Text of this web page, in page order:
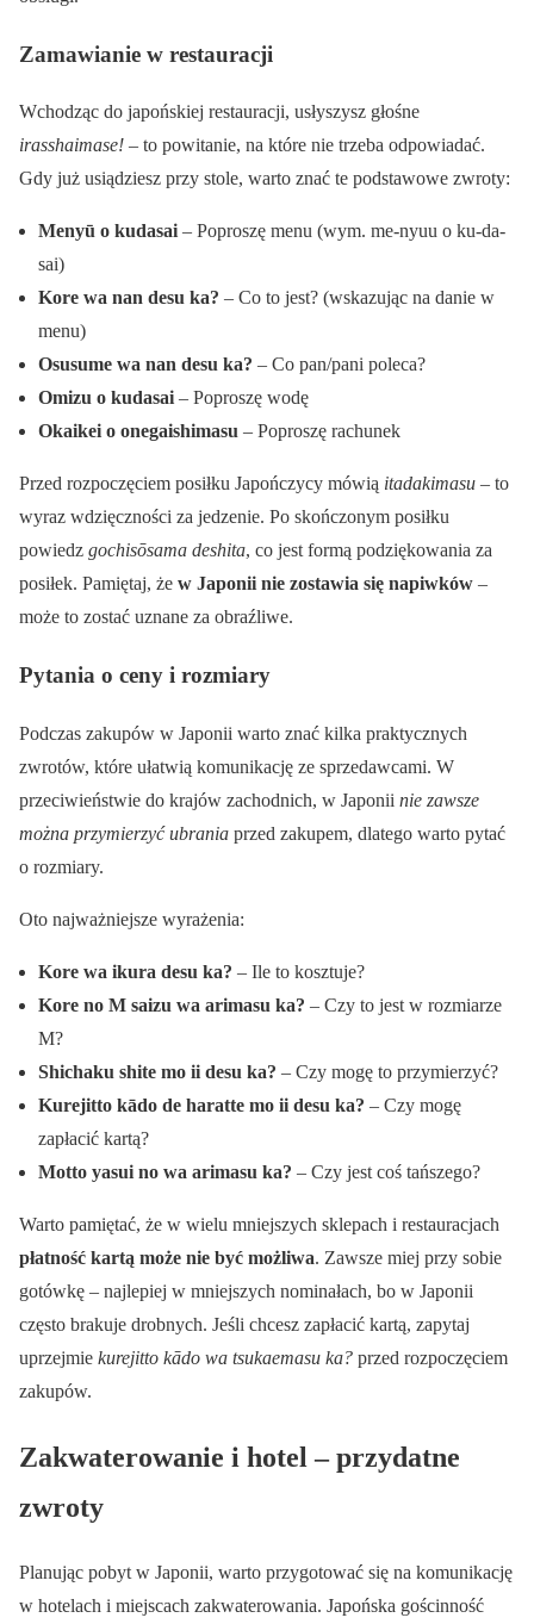
Zamawianie w restauracji
Wchodząc do japońskiej restauracji, usłyszysz głośne
irasshaimase! – to powitanie, na które nie trzeba odpowiadać.
Gdy już usiądziesz przy stole, warto znać te podstawowe zwroty:
Menyū o kudasai – Poproszę menu (wym. me-nyuu o ku-da-
sai)
Kore wa nan desu ka? – Co to jest? (wskazując na danie w
menu)
Osusume wa nan desu ka? – Co pan/pani poleca?
Omizu o kudasai – Poproszę wodę
Okaikei o onegaishimasu – Poproszę rachunek
Przed rozpoczęciem posiłku Japończycy mówią itadakimasu – to
wyraz wdzięczności za jedzenie. Po skończonym posiłku
powiedz gochisōsama deshita, co jest formą podziękowania za
posiłek. Pamiętaj, że w Japonii nie zostawia się napiwków –
może to zostać uznane za obraźliwe.
Pytania o ceny i rozmiary
Podczas zakupów w Japonii warto znać kilka praktycznych
zwrotów, które ułatwią komunikację ze sprzedawcami. W
przeciwieństwie do krajów zachodnich, w Japonii nie zawsze
można przymierzyć ubrania przed zakupem, dlatego warto pytać
o rozmiary.
Oto najważniejsze wyrażenia:
Kore wa ikura desu ka? – Ile to kosztuje?
Kore no M saizu wa arimasu ka? – Czy to jest w rozmiarze
M?
Shichaku shite mo ii desu ka? – Czy mogę to przymierzyć?
Kurejitto kādo de haratte mo ii desu ka? – Czy mogę
zapłacić kartą?
Motto yasui no wa arimasu ka? – Czy jest coś tańszego?
Warto pamiętać, że w wielu mniejszych sklepach i restauracjach
płatność kartą może nie być możliwa. Zawsze miej przy sobie
gotówkę – najlepiej w mniejszych nominałach, bo w Japonii
często brakuje drobnych. Jeśli chcesz zapłacić kartą, zapytaj
uprzejmie kurejitto kādo wa tsukaemasu ka? przed rozpoczęciem
zakupów.
Zakwaterowanie i hotel – przydatne
zwroty
Planując pobyt w Japonii, warto przygotować się na komunikację
w hotelach i miejscach zakwaterowania. Japońska gościnność